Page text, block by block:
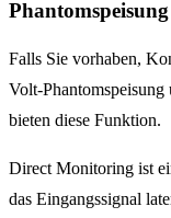
Falls Sie vorhaben,
Volt-
bieten diese Funktion.
Direct Monitoring ist
das Eingangssignal